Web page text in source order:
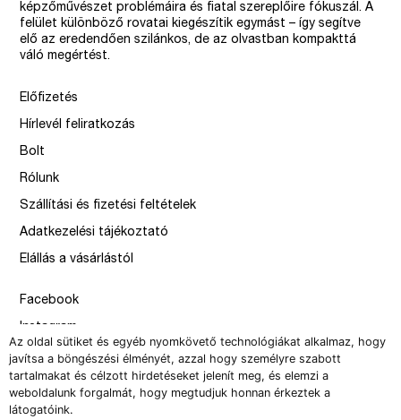
Az oldal sütiket és egyéb nyomkövető technológiákat alkalmaz, hogy
javítsa a böngészési élményét, azzal hogy személyre szabott
tartalmakat és célzott hirdetéseket jelenít meg, és elemzi a
weboldalunk forgalmát, hogy megtudjuk honnan érkeztek a
látogatóink.
képzőművészet problémáira és fiatal szereplőire fókuszál. A
felület különböző rovatai kiegészítik egymást – így segítve
elő az eredendően szilánkos, de az olvastban kompakttá
váló megértést.
Előfizetés
Hírlevél feliratkozás
Bolt
Rólunk
Szállítási és fizetési feltételek
Adatkezelési tájékoztató
Elállás a vásárlástól
Facebook
Instagram
Issue
–
design by Solymosi Mór, Sirbik Attila